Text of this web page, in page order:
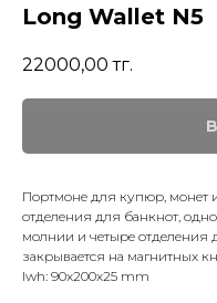
Long Wallet N5
22000,00 тг.
Портмоне для купюр, монет
отделения для банкнот,
молнии и четыре отделения
закрывается на магнитных
lwh: 90x200x25 mm